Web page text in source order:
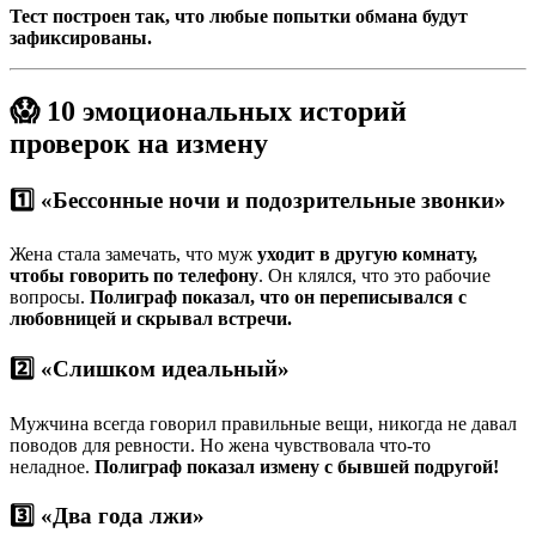
Тест построен так, что любые попытки обмана будут
зафиксированы.
😱 10 эмоциональных историй
проверок на измену
1️⃣ «Бессонные ночи и подозрительные звонки»
Жена стала замечать, что муж уходит в другую комнату,
чтобы говорить по телефону. Он клялся, что это рабочие
вопросы. Полиграф показал, что он переписывался с
любовницей и скрывал встречи.
2️⃣ «Слишком идеальный»
Мужчина всегда говорил правильные вещи, никогда не давал
поводов для ревности. Но жена чувствовала что-то
неладное. Полиграф показал измену с бывшей подругой!
3️⃣ «Два года лжи»